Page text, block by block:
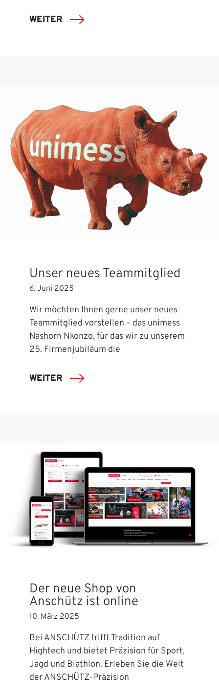
WEITER
Unser neues Teammitglied
6. Juni 2025
Wir möchten Ihnen gerne unser neues
Teammitglied vorstellen – das unimess
Nashorn Nkonzo, für das wir zu unserem
25. Firmenjubiläum die
WEITER
Der neue Shop von
Anschütz ist online
10. März 2025
Bei ANSCHÜTZ trifft Tradition auf
Hightech und bietet Präzision für Sport,
Jagd und Biathlon. Erleben Sie die Welt
der ANSCHÜTZ-Präzision